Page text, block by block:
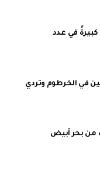
في عدد
في الخرطوم وتردي
من بحر أبيض